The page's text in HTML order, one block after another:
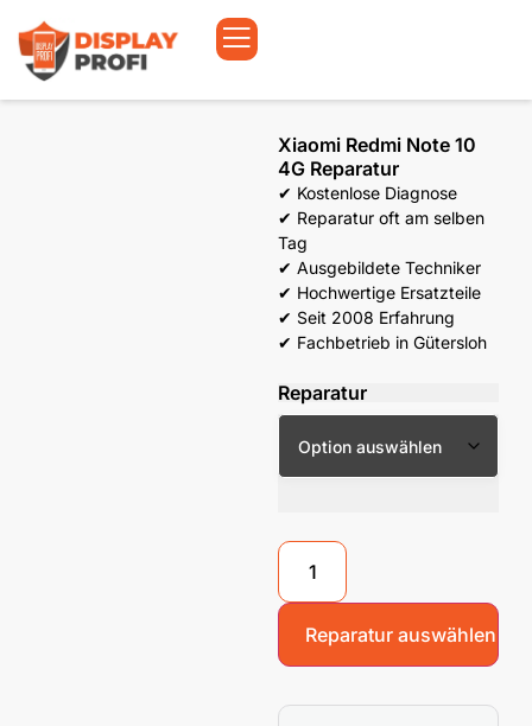
Xiaomi Redmi Note 10
4G Reparatur
✔ Kostenlose Diagnose
✔ Reparatur oft am selben
Tag
✔ Ausgebildete Techniker
✔ Hochwertige Ersatzteile
✔ Seit 2008 Erfahrung
✔ Fachbetrieb in Gütersloh
Reparatur
Reparatur auswählen